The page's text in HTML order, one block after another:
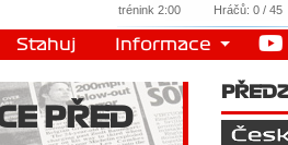
trénink 2:00
Hráčů: 0 / 45
Stahuj Informace
PŘED